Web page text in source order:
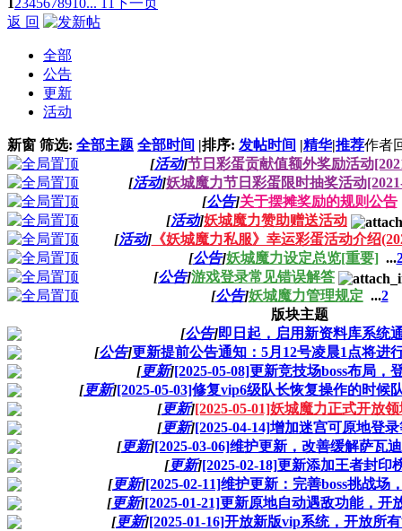
12345678910... 11下一页
返 回
全部
公告
更新
活动
新窗 筛选: 全部主题 全部时间 |排序: 发帖时间 |精华|推荐作者
[活动]节日彩蛋贡献值额外奖励活动
[活动]妖城魔力节日彩蛋限时抽奖活动
[公告]关于摆摊奖励的规则公告
[活动]妖城魔力赞助赠送活动
[活动]《妖城魔力私服》幸运彩蛋活动介绍
[公告]妖城魔力设定总览[重要] ...
[公告]游戏登录常见错误解答
[公告]妖城魔力管理规定 ...2
版块主题
[公告]即日起，启用新资料库系统
[公告]更新提前公告通知：5月12号凌晨1点将进
[更新][2025-05-08]更新竞技场boss布局，
[更新][2025-05-03]修复vip6级队长恢复操作的时候
[更新][2025-05-01]妖城魔力正式开放
[更新][2025-04-14]增加迷宫可原地登
[更新][2025-03-06]维护更新，改善缓解萨瓦
[更新][2025-02-18]更新添加王者封印
[更新][2025-02-11]维护更新：完善boss挑战场
[更新][2025-01-21]更新原地自动遇敌功能，开
[更新][2025-01-16]开放新版vip系统，开放所